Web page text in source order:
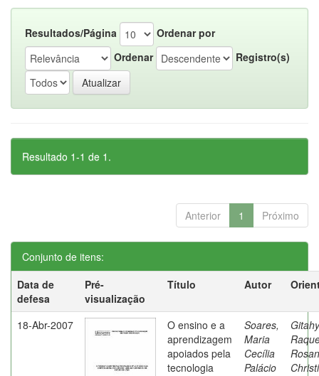
Resultados/Página
Ordenar por
Ordenar
Registro(s)
Resultado 1-1 de 1.
Anterior 1 Próximo
Conjunto de itens:
Data de
defesa
Pré-
visualização
Título Autor
18-Abr-2007
O ensino e a
aprendizagem
apoiados pela
tecnologia
Soares,
Maria
Cecília
Palácio
Rosan